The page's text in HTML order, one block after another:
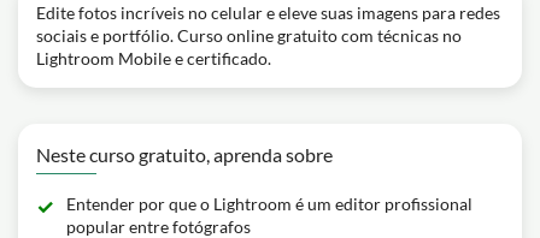
Edite fotos incríveis no celular e eleve suas imagens para redes
sociais e portfólio. Curso online gratuito com técnicas no
Lightroom Mobile e certificado.
Neste curso gratuito, aprenda sobre
Entender por que o Lightroom é um editor profissional
popular entre fotógrafos